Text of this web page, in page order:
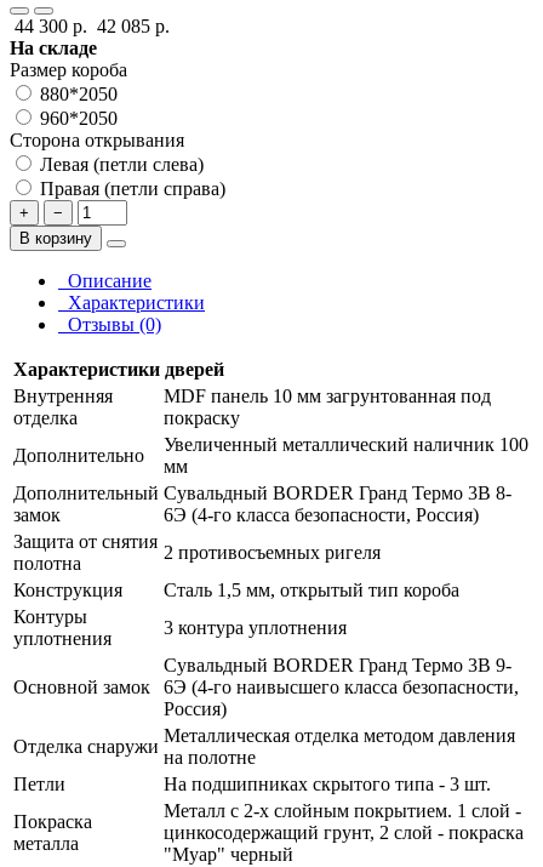
44 300 р. 42 085 р.
На складе
Размер короба
880*2050
960*2050
Сторона открывания
Левая (петли слева)
Правая (петли справа)
+
−
В корзину
Описание
Характеристики
Отзывы (0)
Характеристики дверей
Внутренняя
отделка
MDF панель 10 мм загрунтованная под
покраску
Дополнительно
Увеличенный металлический наличник 100
мм
Дополнительный
замок
Сувальдный BORDER Гранд Термо 3В 8-
6Э (4-го класса безопасности, Россия)
Защита от снятия
полотна
2 противосъемных ригеля
Конструкция
Сталь 1,5 мм, открытый тип короба
Контуры
уплотнения
3 контура уплотнения
Основной замок
Сувальдный BORDER Гранд Термо 3В 9-
6Э (4-го наивысшего класса безопасности,
Россия)
Отделка снаружи
Металлическая отделка методом давления
на полотне
Петли
На подшипниках скрытого типа - 3 шт.
Покраска
металла
Металл с 2-х слойным покрытием. 1 слой -
цинкосодержащий грунт, 2 слой - покраска
"Муар" черный